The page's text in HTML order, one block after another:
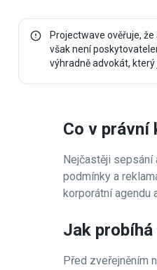
Projectwave ověřuje,
však není
výhradně advokát, který
Co v právní
Nejčastěji sepsání
podmínky a
korporátní agendu
Jak
Před zveřejněním